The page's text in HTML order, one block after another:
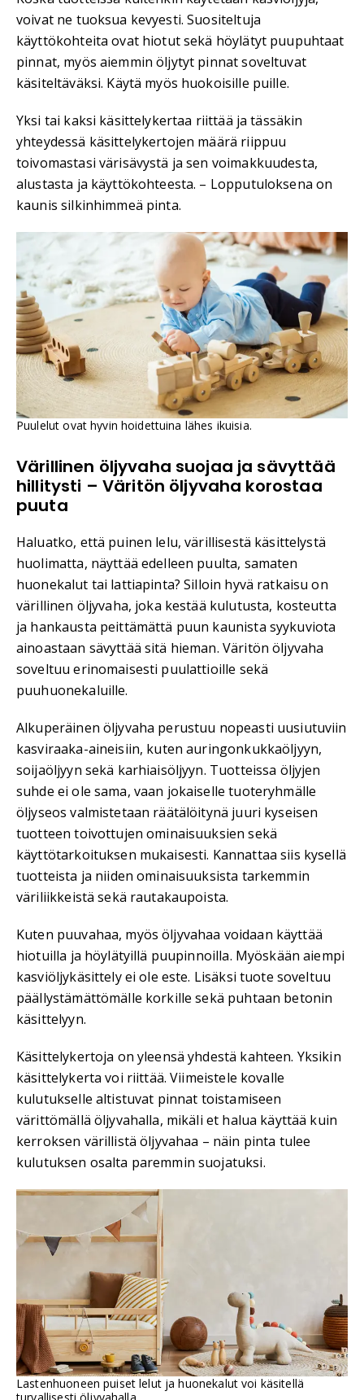
voivat ne tuoksua kevyesti. Suositeltuja
käyttökohteita ovat hiotut sekä höylätyt puupuhtaat
pinnat, myös aiemmin öljytyt pinnat soveltuvat
käsiteltäväksi. Käytä myös huokoisille puille.
Yksi tai kaksi käsittelykertaa riittää ja tässäkin
yhteydessä käsittelykertojen määrä riippuu
toivomastasi värisävystä ja sen voimakkuudesta,
alustasta ja käyttökohteesta. – Lopputuloksena on
kaunis silkinhimmeä pinta.
Puulelut ovat hyvin hoidettuina lähes ikuisia.
Värillinen öljyvaha suojaa ja sävyttää
hillitysti – Väritön öljyvaha korostaa
puuta
Haluatko, että puinen lelu, värillisestä käsittelystä
huolimatta, näyttää edelleen puulta, samaten
huonekalut tai lattiapinta? Silloin hyvä ratkaisu on
värillinen öljyvaha, joka kestää kulutusta, kosteutta
ja hankausta peittämättä puun kaunista syykuviota
ainoastaan sävyttää sitä hieman. Väritön öljyvaha
soveltuu erinomaisesti puulattioille sekä
puuhuonekaluille.
Alkuperäinen öljyvaha perustuu nopeasti uusiutuviin
kasviraaka-aineisiin, kuten auringonkukkaöljyyn,
soijaöljyyn sekä karhiaisöljyyn. Tuotteissa öljyjen
suhde ei ole sama, vaan jokaiselle tuoteryhmälle
öljyseos valmistetaan räätälöitynä juuri kyseisen
tuotteen toivottujen ominaisuuksien sekä
käyttötarkoituksen mukaisesti. Kannattaa siis kysellä
tuotteista ja niiden ominaisuuksista tarkemmin
väriliikkeistä sekä rautakaupoista.
Kuten puuvahaa, myös öljyvahaa voidaan käyttää
hiotuilla ja höylätyillä puupinnoilla. Myöskään aiempi
kasviöljykäsittely ei ole este. Lisäksi tuote soveltuu
päällystämättömälle korkille sekä puhtaan betonin
käsittelyyn.
Käsittelykertoja on yleensä yhdestä kahteen. Yksikin
käsittelykerta voi riittää. Viimeistele kovalle
kulutukselle altistuvat pinnat toistamiseen
värittömällä öljyvahalla, mikäli et halua käyttää kuin
kerroksen värillistä öljyvahaa – näin pinta tulee
kulutuksen osalta paremmin suojatuksi.
Lastenhuoneen puiset lelut ja huonekalut voi käsitellä
turvallisesti öljyvahalla.